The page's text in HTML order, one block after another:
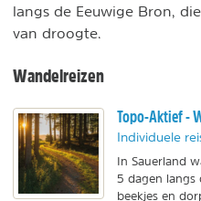
langs de Eeuwige Bron,
van droogte.
Wandelreizen
Topo-Aktief -
Individuele
In Sauerland
5 dagen langs
beekjes en